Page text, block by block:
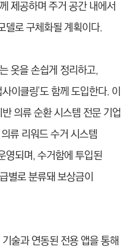
제공하며 주거 공간 내에서
델로 구체화될 계획이다.
옷을 손쉽게 정리하고,
이클링’도 함께 도입한다. 이
의류 순환 시스템 전문 기업
류 리워드 수거 시스템
영되며, 수거함에 투입된
별로 분류돼 보상금이
술과 연동된 전용 앱을 통해